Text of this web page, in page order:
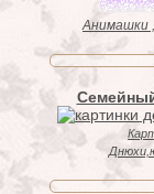
Анимашки